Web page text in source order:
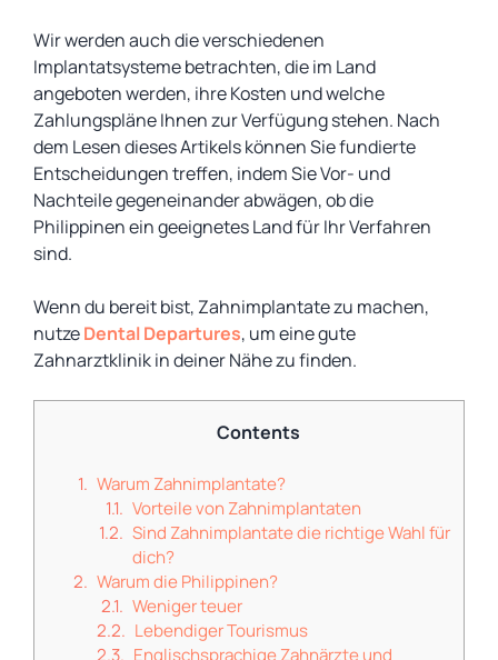
Wir werden auch die verschiedenen
Implantatsysteme betrachten, die im Land
angeboten werden, ihre Kosten und welche
Zahlungspläne Ihnen zur Verfügung stehen. Nach
dem Lesen dieses Artikels können Sie fundierte
Entscheidungen treffen, indem Sie Vor- und
Nachteile gegeneinander abwägen, ob die
Philippinen ein geeignetes Land für Ihr Verfahren
sind.
Wenn du bereit bist, Zahnimplantate zu machen,
nutzeDental Departures, um eine gute
Zahnarztklinik in deiner Nähe zu finden.
Contents
Warum Zahnimplantate?
Vorteile von Zahnimplantaten
Sind Zahnimplantate die richtige Wahl für
dich?
Warum die Philippinen?
Weniger teuer
Lebendiger Tourismus
Englischsprachige Zahnärzte und